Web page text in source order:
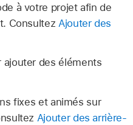
à votre projet afin de
Consultez Ajouter des
ajouter des éléments
fixes et animés sur
Ajouter des arrière-